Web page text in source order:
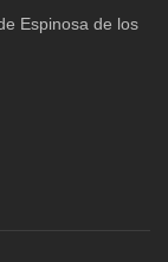
Espinosa de los